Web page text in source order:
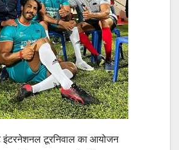
टूरनिवाल का आयोजन